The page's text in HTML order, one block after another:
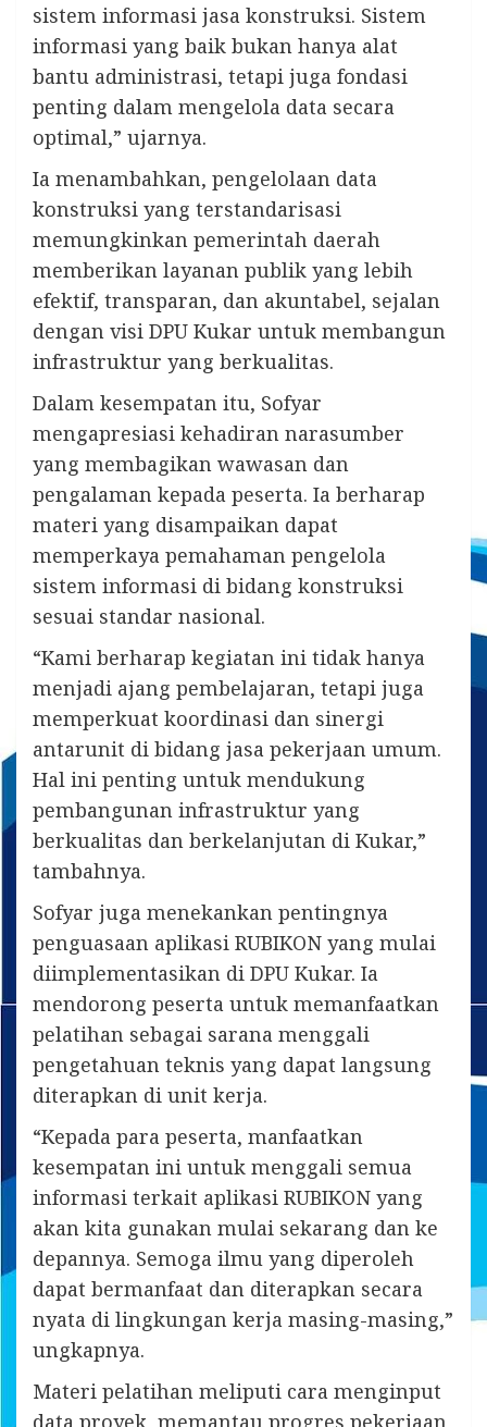
sistem informasi jasa konstruksi. Sistem
informasi yang baik bukan hanya alat
bantu administrasi, tetapi juga fondasi
penting dalam mengelola data secara
optimal,” ujarnya.
Ia menambahkan, pengelolaan data
konstruksi yang terstandarisasi
memungkinkan pemerintah daerah
memberikan layanan publik yang lebih
efektif, transparan, dan akuntabel, sejalan
dengan visi DPU Kukar untuk membangun
infrastruktur yang berkualitas.
Dalam kesempatan itu, Sofyar
mengapresiasi kehadiran narasumber
yang membagikan wawasan dan
pengalaman kepada peserta. Ia berharap
materi yang disampaikan dapat
memperkaya pemahaman pengelola
sistem informasi di bidang konstruksi
sesuai standar nasional.
“Kami berharap kegiatan ini tidak hanya
menjadi ajang pembelajaran, tetapi juga
memperkuat koordinasi dan sinergi
antarunit di bidang jasa pekerjaan umum.
Hal ini penting untuk mendukung
pembangunan infrastruktur yang
berkualitas dan berkelanjutan di Kukar,”
tambahnya.
Sofyar juga menekankan pentingnya
penguasaan aplikasi RUBIKON yang mulai
diimplementasikan di DPU Kukar. Ia
mendorong peserta untuk memanfaatkan
pelatihan sebagai sarana menggali
pengetahuan teknis yang dapat langsung
diterapkan di unit kerja.
“Kepada para peserta, manfaatkan
kesempatan ini untuk menggali semua
informasi terkait aplikasi RUBIKON yang
akan kita gunakan mulai sekarang dan ke
depannya. Semoga ilmu yang diperoleh
dapat bermanfaat dan diterapkan secara
nyata di lingkungan kerja masing-masing,”
ungkapnya.
Materi pelatihan meliputi cara menginput
data proyek, memantau progres pekerjaan,